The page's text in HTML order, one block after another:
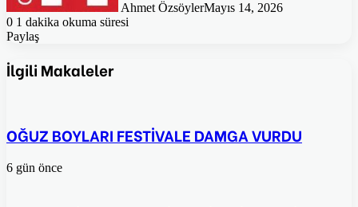
Ahmet ÖzsöylerMayıs 14, 2026
0 1 dakika okuma süresi
Paylaş
Posta
ile
İlgili Makaleler
OĞUZ BOYLARI FESTİVALE DAMGA VURDU
6 gün önce